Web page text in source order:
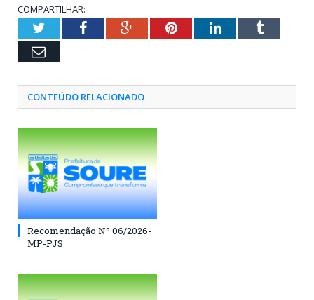
COMPARTILHAR:
TwitterFacebookGoogle+PinterestLinkedInTumblr
Email
CONTEÚDO RELACIONADO
Recomendação Nº 06/2026-
MP-PJS